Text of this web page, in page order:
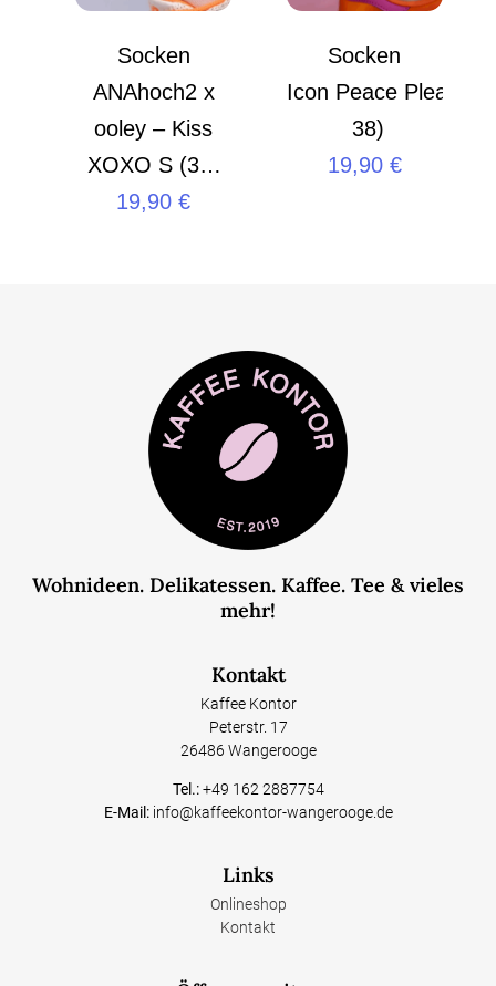
Socken
ANAhoch2 x
ooley – Kiss
XOXO S (35-
38)
19,90€
Socken
Icon Peace Please
38)
19,90 €
Wohnideen. Delikatessen. Kaffee. Tee & vieles
mehr!
Kontakt
Kaffee Kontor
Peterstr. 17
26486 Wangerooge
Tel.: +49 162 2887754
E-Mail: info@kaffeekontor-wangerooge.de
Links
Onlineshop
Kontakt